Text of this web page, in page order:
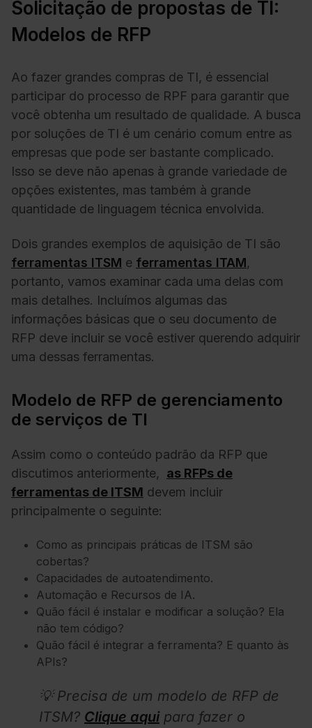
Solicitação de propostas de TI:
Modelos de RFP
Ao fazer grandes compras de TI, é essencial
participar do processo de RPF para garantir que
você obtenha um resultado de qualidade. A busca
por soluções de TI é um cenário comum entre as
empresas que pode ser bastante complicado.
Isso se deve não apenas à grande variedade de
opções existentes, mas também à grande
quantidade de linguagem técnica envolvida.
Dois grandes exemplos de aquisição de TI são
ferramentas ITSM e ferramentas ITAM,
portanto, vamos examinar cada uma delas com
mais detalhes. Incluímos algumas das
informações básicas que o seu documento de
RFP deve incluir se você estiver querendo adquirir
uma dessas ferramentas.
Modelo de RFP de gerenciamento
de serviços de TI
Assim como o conteúdo padrão da RFP que
discutimos anteriormente, as RFPs de
ferramentas de ITSM devem incluir
principalmente o seguinte:
Como as principais práticas de ITSM são
cobertas?
Capacidades de autoatendimento.
Automação e Recursos de IA.
Quão fácil é instalar e modificar a solução? Ela
não tem código?
Quão fácil é integrar a ferramenta? E quanto às
APIs?
💡 Precisa de um modelo de RFP de
ITSM? Clique aqui para fazer o